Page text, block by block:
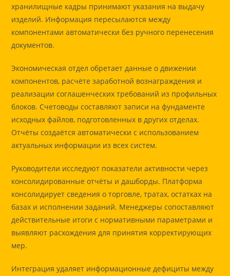
хранилищные кадры принимают указания на выдачу
изделий. Информация пересылаются между
компонентами автоматически без ручного перенесения
документов.
Экономическая отдел обретает данные о движении
компонентов, расчёте заработной вознаграждения и
реализации соглашенческих требований из профильных
блоков. Счетоводы составляют записи на фундаменте
исходных файлов, подготовленных в других отделах.
Отчёты создаётся автоматически с использованием
актуальных информации из всех систем.
Руководители исследуют показатели активности через
консолидированные отчёты и дашборды. Платформа
консолидирует сведения о торговле, тратах, остатках на
базах и исполнении заданий. Менеджеры сопоставляют
действительные итоги с нормативными параметрами и
выявляют расхождения для принятия корректирующих
мер.
Интеграция удаляет информационные дефициты между